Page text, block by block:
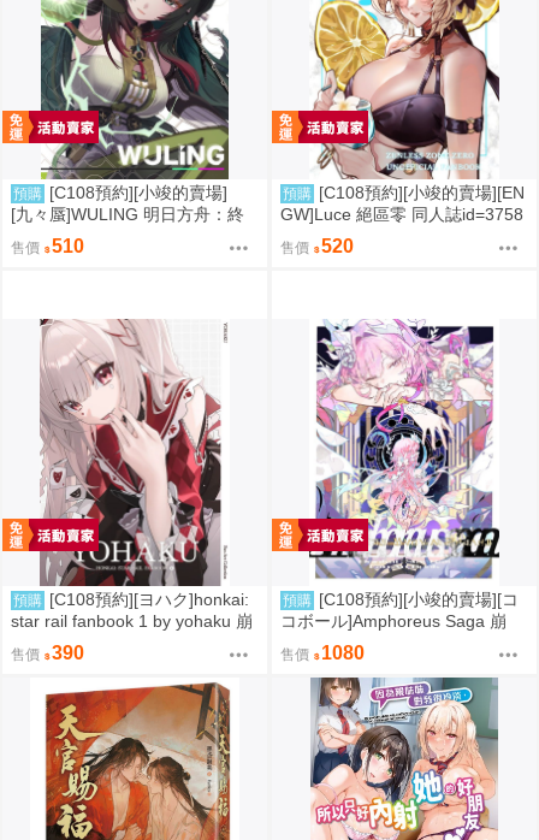
預購 [C108預約][小竣的賣場]
[九々蜃]WULING 明日方舟：終
末地 同人誌id=3774619
售價 510
預購 [C108預約][小竣的賣場][EN
GW]Luce 絕區零 同人誌id=3758
售價 520
預購 [C108預約][ヨハク]honkai:
star rail fanbook 1 by yohaku 崩
壞：星穹鐵道 同人誌id=3767971
售價 390
預購 [C108預約][小竣的賣場][コ
コボール]Amphoreus Saga 崩
壞：星穹鐵道 同人誌id=3745928
售價 1080